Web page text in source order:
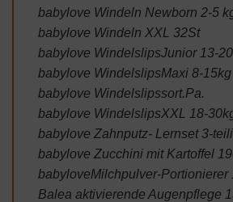
babylove Windeln Newborn 2-5
babylove Windeln XXL 32St
babylove WindelslipsJunior 13-
babylove WindelslipsMaxi 8-
babylove Windelslipssort.Pa.
babylove WindelslipsXXL 18-
babylove Zahnputz- Lernset 3-
babylove Zucchini mit Kartoffel
babyloveMilchpulver-Portionierer
Balea aktivierende Augenpflege